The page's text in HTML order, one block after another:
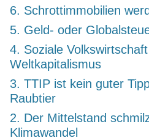
6. Schrottimmobilien
5. Geld- oder
4. Soziale
Weltkapitalismus
3. TTIP ist kein guter
Raubtier
2. Der Mittelstand
Klimawandel